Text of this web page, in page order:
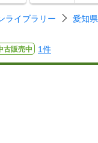
ライブラリー 愛知県
古販売中 1件